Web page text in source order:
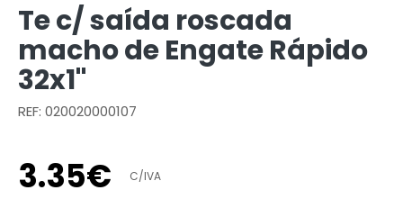
Te c/ saída roscada
macho de Engate Rápido
32x1"
REF: 020020000107
3.35€ C/IVA